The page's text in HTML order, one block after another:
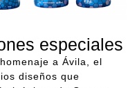
especiales
a Ávila, el
diseños que